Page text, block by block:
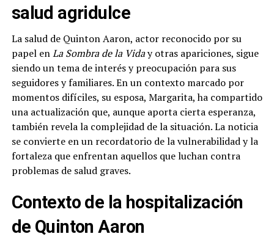
salud agridulce
La salud de Quinton Aaron, actor reconocido por su
papel enLa Sombra de la Viday otras apariciones, sigue
siendo un tema de interés y preocupación para sus
seguidores y familiares. En un contexto marcado por
momentos difíciles, su esposa, Margarita, ha compartido
una actualización que, aunque aporta cierta esperanza,
también revela la complejidad de la situación. La noticia
se convierte en un recordatorio de la vulnerabilidad y la
fortaleza que enfrentan aquellos que luchan contra
problemas de salud graves.
Contexto de la hospitalización
de Quinton Aaron